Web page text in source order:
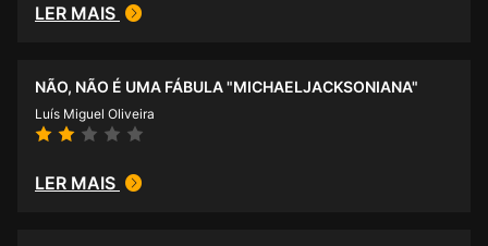
LER MAIS
NÃO, NÃO É UMA FÁBULA "MICHAELJACKSONIANA"
Luís Miguel Oliveira
LER MAIS